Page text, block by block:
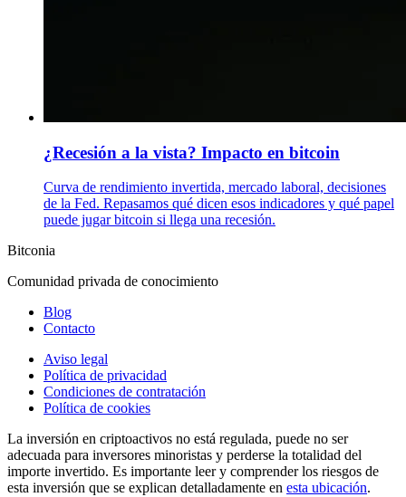
¿Recesión a la vista? Impacto en bitcoin
Curva de rendimiento invertida, mercado laboral, decisiones
de la Fed. Repasamos qué dicen esos indicadores y qué papel
puede jugar bitcoin si llega una recesión.
Bitconia
Comunidad privada de conocimiento
Blog
Contacto
Aviso legal
Política de privacidad
Condiciones de contratación
Política de cookies
La inversión en criptoactivos no está regulada, puede no ser
adecuada para inversores minoristas y perderse la totalidad del
importe invertido. Es importante leer y comprender los riesgos de
esta inversión que se explican detalladamente en esta ubicación.